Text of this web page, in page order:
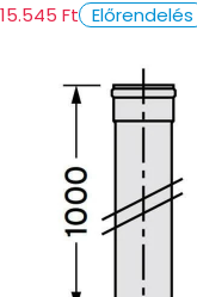
15.545 Ft Előrendelés